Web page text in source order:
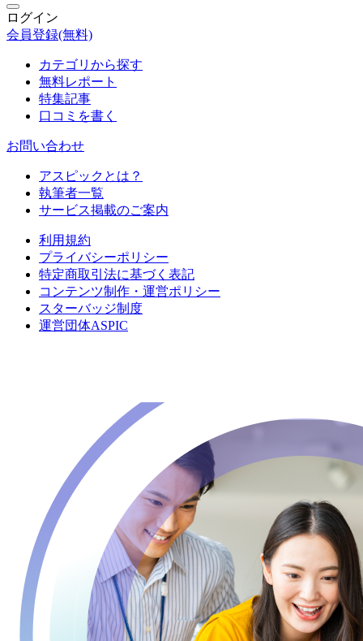
ログイン
会員登録(無料)
カテゴリから探す
無料レポート
特集記事
口コミを書く
お問い合わせ
アスピックとは？
執筆者一覧
サービス掲載のご案内
利用規約
プライバシーポリシー
特定商取引法に基づく表記
コンテンツ制作・運営ポリシー
スターバッジ制度
運営団体ASPIC